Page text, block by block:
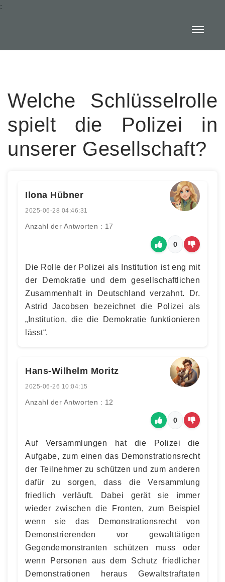
:
Welche Schlüsselrolle
spielt die Polizei in
unserer Gesellschaft?
Ilona Hübner
2025-06-28 04:46:31
Anzahl der Antworten : 17
0
Die Rolle der Polizei als Institution ist eng mit
der Demokratie und dem gesellschaftlichen
Zusammenhalt in Deutschland verzahnt. Dr.
Astrid Jacobsen bezeichnet die Polizei als
„Institution, die die Demokratie funktionieren
lässt“.
Hans-Wilhelm Moritz
2025-06-26 10:04:15
Anzahl der Antworten : 12
0
Auf Versammlungen hat die Polizei die
Aufgabe, zum einen das Demonstrationsrecht
der Teilnehmer zu schützen und zum anderen
dafür zu sorgen, dass die Versammlung
friedlich verläuft. Dabei gerät sie immer
wieder zwischen die Fronten, zum Beispiel
wenn sie das Demonstrationsrecht von
Demonstrierenden vor gewalttätigen
Gegendemonstranten schützen muss oder
wenn Personen aus dem Schutz friedlicher
Demonstrationen heraus Gewaltstraftaten